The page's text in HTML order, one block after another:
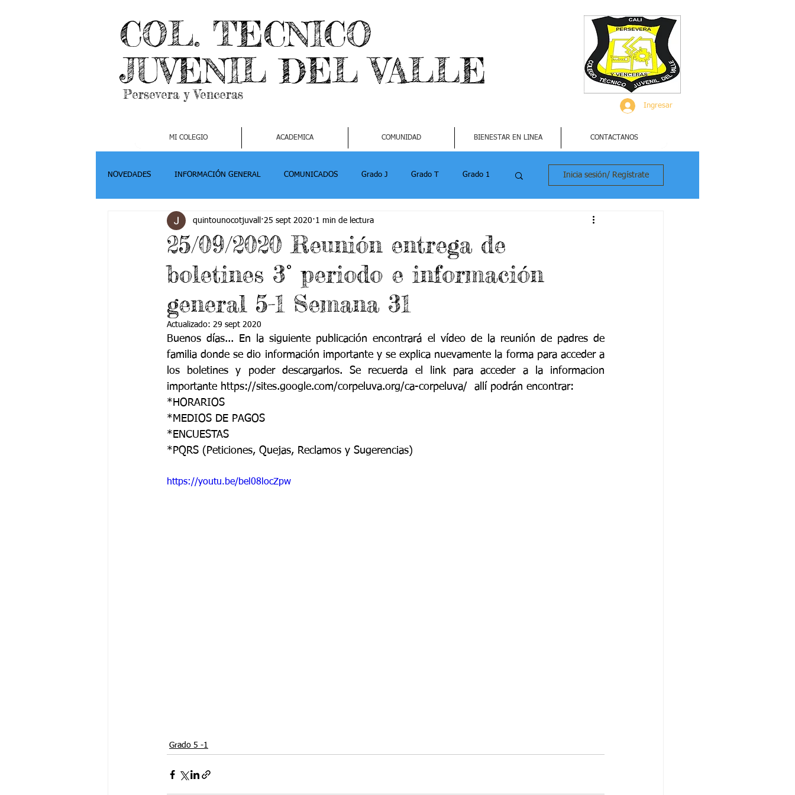
COL. TECNICO
JUVENIL DEL VALLE
Persevera y Venceras
Ingresar
MI COLEGIO ACADEMICA COMUNIDAD BIENESTAR EN LINEA CONTACTANOS
NOVEDADES INFORMACIÓN GENERAL COMUNICADOS Grado J Grado T Grado 1
Grado 3 Grado 4-1 Grado 4-2 Grado 5 -1
Grado 6 -1 Grado 6 -2 Grado 7 -1 Grado 7 -2 Grado 8 -1 Grado 8 -2
Grado 9 -1
PSICOLOGÍA INSTITUCIONAL Deportes
Inicia sesión/ Regístrate
25/09/2020 Reunión entrega de
boletines 3° periodo e información
general 5-1 Semana 31
quintounocotjuvall 25 sept 2020 1 min de lectura
Actualizado: 29 sept 2020
Buenos días... En la siguiente publicación encontrará el vídeo de la reunión de padres de
familia donde se dio información importante y se explica nuevamente la forma para acceder a
los boletines y poder descargarlos. Se recuerda el link para acceder a la informacion
importante https://sites.google.com/corpeluva.org/ca-corpeluva/  allí podrán encontrar:
*HORARIOS
*MEDIOS DE PAGOS
*ENCUESTAS
*PQRS (Peticiones, Quejas, Reclamos y Sugerencias)
https://youtu.be/bel08locZpw
Grado 5 -1